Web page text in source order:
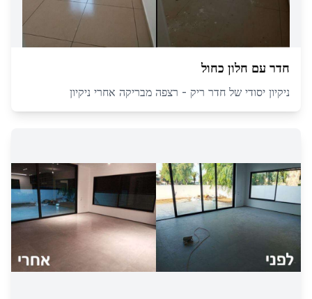
חדר עם חלון כחול
ניקיון יסודי של חדר ריק - רצפה מבריקה אחרי ניקיון